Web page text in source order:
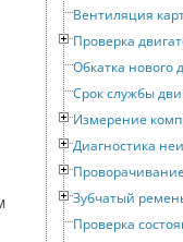
Вентиляция
Проверка
Обкатка нового
Срок службы
Измерение
Диагностика
Зубчатый
Проверка